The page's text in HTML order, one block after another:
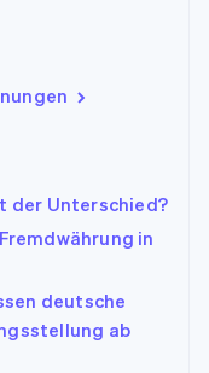
der Unterschied?
in
deutsche
ab